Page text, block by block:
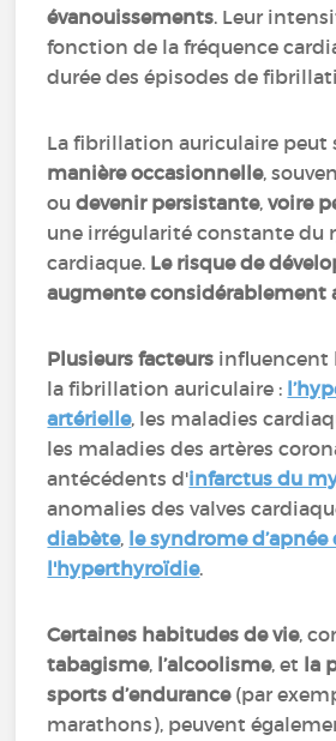
évanouissements. Leur
fonction de la fréquence
durée des épisodes de
La fibrillation auriculaire peut
manière occasionnelle,
oudevenir persistante,voire
une irrégularité constante du
cardiaque. Le risque de
augmente considérablement
Plusieurs facteurs influencent
la fibrillation auriculaire :
artérielle, les maladies
les maladies des artères
antécédents d'infarctus du
anomalies des valves
diabète, le syndrome
l'hyperthyroïdie.
Certaines habitudes de vie,
tabagisme, l’alcoolisme, et la
sports d’endurance(par
marathons), peuvent